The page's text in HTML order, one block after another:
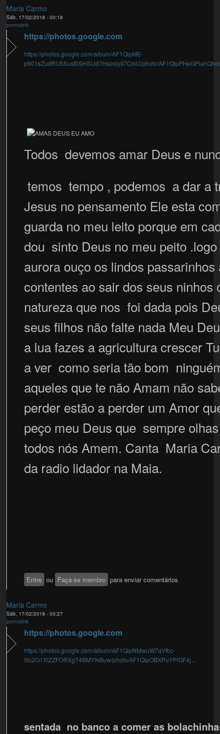
Maria Carmo
Sáb, 17/02/2018 - 00:18
permalink
https://photos.google.com
https://photos.google.com/album/AF1QipME-
p601sZudRU5Susf0SHSUd7HsoslyII7CmU/photo/
Todos devemos amar Deus e
temos tempo , podemos a dar a
Jesus no pensamento Ele esta
guarda no meu leito porque em
dou sinto Deus no meu peito
aurora ouço os lindos
contentes ao sair dos seus ninhos
natureza que nos foi dada pois
seus filhos não falte nada Meu
a lua fazes a agricultura crescer
a ver como seria tão bom
aqueles que te não Amam não
perder estão a perder um Amor
peço meu Deus que sempre
todos nós Amem. Canta Maria
da radio lidador na Maia.
Entre ou Faça-se membro para enviar comentários
Maria Carmo
Sáb, 17/02/2018 - 00:27
permalink
https://photos.google.com
https://photos.google.com/album/AF1QipNMwuW7qVfbc-
0lc2G1XtZZFORXgT4BMYlkBuw/photo/AF1QipOBXPuYPiGF4j...
sentada no banco a comer as